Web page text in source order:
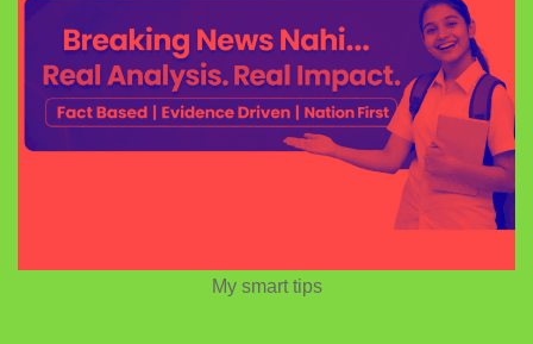
My smart tips